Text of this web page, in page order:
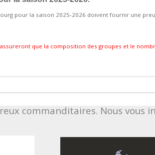
pour la saison 2025-2026 doivent fournir une
que la composition des groupes et le
commanditaires. Nous vous